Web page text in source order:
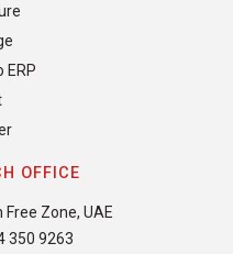
ERP
OFFICE
Free Zone, UAE
350 9263